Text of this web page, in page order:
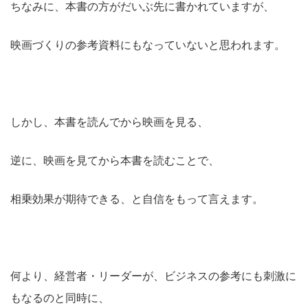
ちなみに、本書の方がだいぶ先に書かれていますが、
映画づくりの参考資料にもなっていないと思われます。
しかし、本書を読んでから映画を見る、
逆に、映画を見てから本書を読むことで、
相乗効果が期待できる、と自信をもって言えます。
何より、経営者・リーダーが、ビジネスの参考にも刺激に
もなるのと同時に、